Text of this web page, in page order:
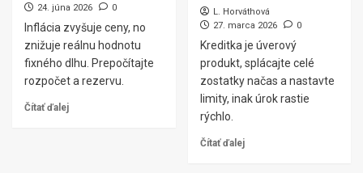
24. júna 2026
0
Inflácia zvyšuje ceny, no
znižuje reálnu hodnotu
fixného dlhu. Prepočítajte
rozpočet a rezervu.
Čítať ďalej
L. Horváthová
27. marca 2026
0
Kreditka je úverový
produkt, splácajte celé
zostatky načas a nastavte
limity, inak úrok rastie
rýchlo.
Čítať ďalej